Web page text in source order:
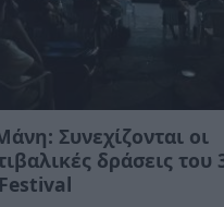
Συνεχίζονται οι
δράσεις